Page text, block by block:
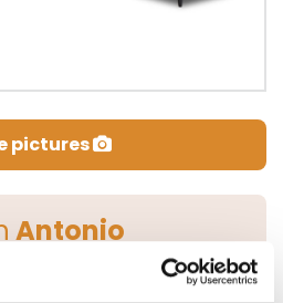
pictures
Antonio
available at Lederland.